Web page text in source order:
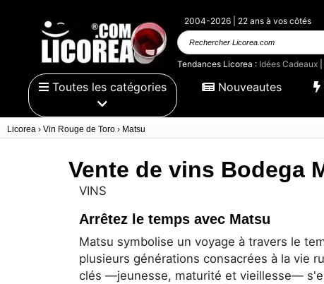
2004-2026 | 22 ans à vos côtés
Rechercher
Licorea.com
Tendances Licorea : Idées Cadeaux|
Toutes les catégories Nouveautes
Licorea › Vin Rouge de Toro › Matsu
Vente de vins Bodega
VINS
Arrêtez le temps avec Matsu
Matsu symbolise un voyage à travers le
plusieurs générations consacrées à la vie
clés —jeunesse, maturité et vieillesse—